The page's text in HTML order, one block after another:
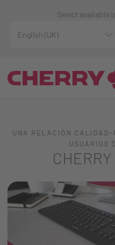
Select available
UNA RELACIÓN CALIDAD-
USUARIOS